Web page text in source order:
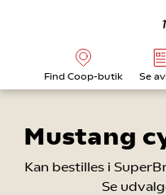
Find Coop-butik Se
Mustang
Kan bestilles i
Se